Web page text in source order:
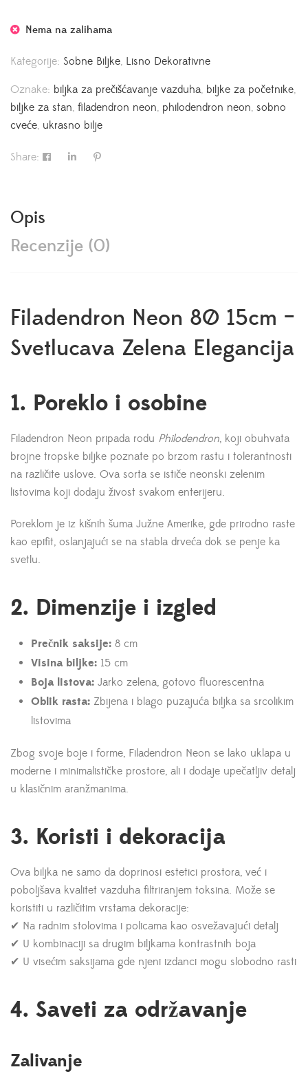
Nema na zalihama
Kategorije: Sobne Biljke, Lisno Dekorativne
Oznake: biljka za prečišćavanje vazduha, biljke za početnike,
biljke za stan, filadendron neon, philodendron neon, sobno
cveće, ukrasno bilje
Share:
Opis
Recenzije (0)
Filadendron Neon 8Ø 15cm –
Svetlucava Zelena Elegancija
1. Poreklo i osobine
Filadendron Neon pripada rodu Philodendron, koji obuhvata
brojne tropske biljke poznate po brzom rastu i tolerantnosti
na različite uslove. Ova sorta se ističe neonski zelenim
listovima koji dodaju živost svakom enterijeru.
Poreklom je iz kišnih šuma Južne Amerike, gde prirodno raste
kao epifit, oslanjajući se na stabla drveća dok se penje ka
svetlu.
2. Dimenzije i izgled
Prečnik saksije: 8 cm
Visina biljke: 15 cm
Boja listova: Jarko zelena, gotovo fluorescentna
Oblik rasta: Zbijena i blago puzajuća biljka sa srcolikim
listovima
Zbog svoje boje i forme, Filadendron Neon se lako uklapa u
moderne i minimalističke prostore, ali i dodaje upečatljiv detalj
u klasičnim aranžmanima.
3. Koristi i dekoracija
Ova biljka ne samo da doprinosi estetici prostora, već i
poboljšava kvalitet vazduha filtriranjem toksina. Može se
koristiti u različitim vrstama dekoracije:
✔ Na radnim stolovima i policama kao osvežavajući detalj
✔ U kombinaciji sa drugim biljkama kontrastnih boja
✔ U visećim saksijama gde njeni izdanci mogu slobodno rasti
4. Saveti za održavanje
Zalivanje